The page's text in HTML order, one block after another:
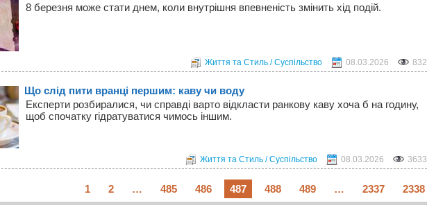
8 березня може стати днем, коли внутрішня впевненість змінить хід подій.
Життя та Стиль / Суспільство 08.03.2026 832
Що слід пити вранці першим: каву чи воду
Експерти розбиралися, чи справді варто відкласти ранкову каву хоча б на годину,
щоб спочатку гідратуватися чимось іншим.
Життя та Стиль / Суспільство 08.03.2026 3633
1 2 … 485 486 487 488 489 … 2337 2338